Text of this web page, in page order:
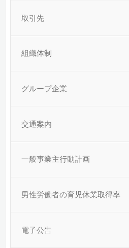
取引先
組織体制
グループ企業
交通案内
一般事業主行動計画
男性労働者の育児休業取得率
電子公告